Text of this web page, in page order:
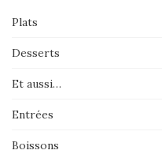
Plats
Desserts
Et aussi…
Entrées
Boissons